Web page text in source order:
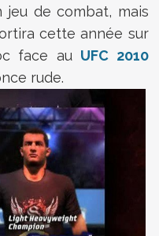
de combat, mais
cette année sur
face au UFC 2010
rude.